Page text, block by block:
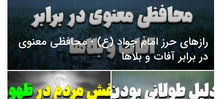
رازهای حرز امام جواد (ع) ؛ محافظی معنوی
در برابر آفات و بلاها